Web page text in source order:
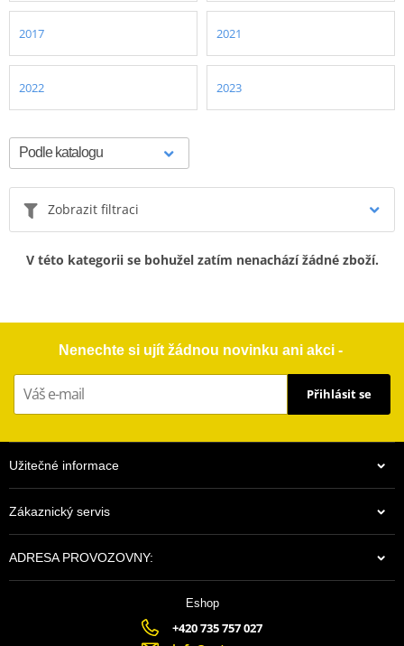
2017 2021
2022 2023
Zobrazit filtraci
V této kategorii se bohužel zatím nenachází žádné zboží.
Nenechte si ujít žádnou novinku ani akci -
Přihlásit se
Užitečné informace
Zákaznický servis
ADRESA PROVOZOVNY:
Eshop
+420 735 757 027